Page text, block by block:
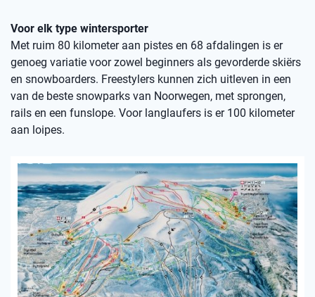
Voor elk type wintersporter
Met ruim 80 kilometer aan pistes en 68 afdalingen is er
genoeg variatie voor zowel beginners als gevorderde skiërs
en snowboarders. Freestylers kunnen zich uitleven in een
van de beste snowparks van Noorwegen, met sprongen,
rails en een funslope. Voor langlaufers is er 100 kilometer
aan loipes.